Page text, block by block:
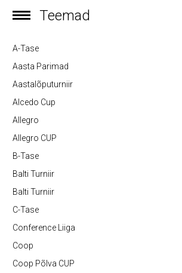
Teemad
A-Tase
Aasta Parimad
Aastalõputurniir
Alcedo Cup
Allegro
Allegro CUP
B-Tase
Balti Turniir
Balti Turniir
C-Tase
Conference Liiga
Coop
Coop Põlva CUP